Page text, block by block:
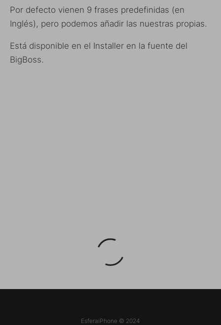
Por defecto vienen 9 frases predefinidas (en
Inglés), pero podemos añadir las nuestras propias.
Está disponible en el Installer en la fuente del
BigBoss.
EsferaiPhone © 2024